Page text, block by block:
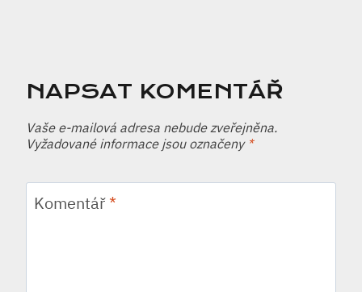
NAPSAT KOMENTÁŘ
Vaše e-mailová adresa nebude zveřejněna.
Vyžadované informace jsou označeny *
Komentář*